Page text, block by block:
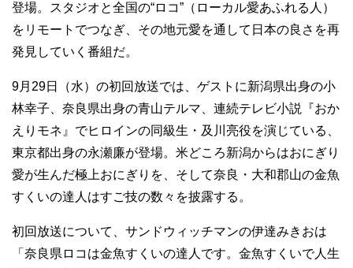
登場。スタジオと全国の“ロコ”（ローカル愛あふれる人）
をリモートでつなぎ、その地元愛を通して日本の良さを再
発見していく番組だ。
9月29日（水）の初回放送では、ゲストに新潟県出身の小
林幸子、奈良県出身の青山テルマ、連続テレビ小説『おか
えりモネ』でヒロインの同級生・及川亮役を演じている、
東京都出身の永瀬廉が登場。米どころ新潟からはおにぎり
愛が生んだ極上おにぎりを、そして奈良・大和郡山の金魚
すくいの達人はすご技の数々を披露する。
初回放送について、サンドウィッチマンの伊達みきおは
「奈良県ロコは金魚すくいの達人です。金魚すくいで人生